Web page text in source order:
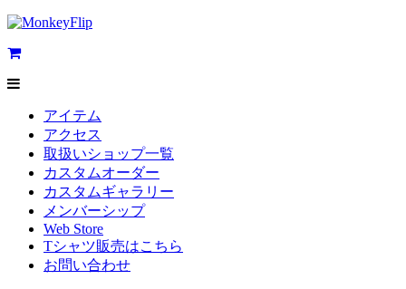
アイテム
アクセス
取扱いショップ一覧
カスタムオーダー
カスタムギャラリー
メンバーシップ
Web Store
Tシャツ販売はこちら
お問い合わせ